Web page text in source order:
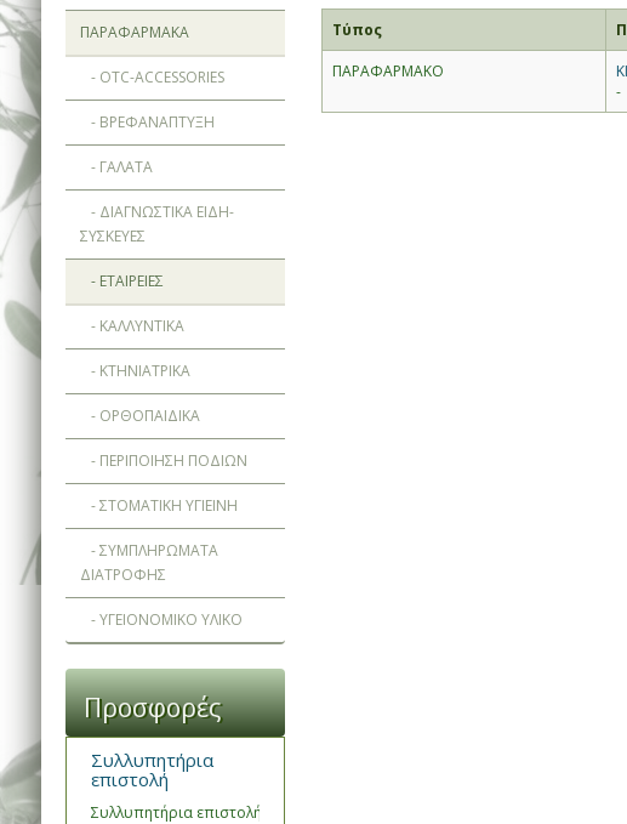
ΠΑΡΑΦΑΡΜΑΚΑ
- OTC-ACCESSORIES
- ΒΡΕΦΑΝΑΠΤΥΞΗ
- ΓΑΛΑΤΑ
- ΔΙΑΓΝΩΣΤΙΚΑ ΕΙΔΗ-
ΣΥΣΚΕΥΕΣ
- ΕΤΑΙΡΕΙΕΣ
- ΚΑΛΛΥΝΤΙΚΑ
- ΚΤΗΝΙΑΤΡΙΚΑ
- ΟΡΘΟΠΑΙΔΙΚΑ
- ΠΕΡΙΠΟΙΗΣΗ ΠΟΔΙΩΝ
- ΣΤΟΜΑΤΙΚΗ ΥΓΙΕΙΝΗ
- ΣΥΜΠΛΗΡΩΜΑΤΑ
ΔΙΑΤΡΟΦΗΣ
- ΥΓΕΙΟΝΟΜΙΚΟ ΥΛΙΚΟ
Προσφορές
Συλλυπητήρια
επιστολή
Συλλυπητήρια επιστολή του Συνεταιρισμού Φαρμακοποιών Ημαθίας και
Τύπος
ΠΑΡΑΦΑΡΜΑΚΟ
-